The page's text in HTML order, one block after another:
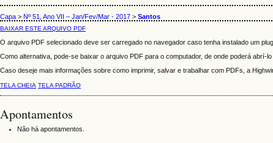
Capa > Nº 51, Ano VII – Jan/Fev/Mar - 2017 > Santos
BAIXAR ESTE ARQUIVO PDF
O arquivo PDF selecionado deve ser carregado no navegador caso tenha instalado um
Como alternativa, pode-se baixar o arquivo PDF para o computador, de onde poderá abrí-
Caso deseje mais informações sobre como imprimir, salvar e trabalhar com PDFs, a
TELA CHEIA TELA PADRÃO
Apontamentos
Não há apontamentos.